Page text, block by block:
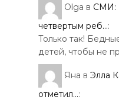
Olga в СМИ:
четвертым реб...:
Только так!
детей, чтобы не
Яна в Элла
отметил...: